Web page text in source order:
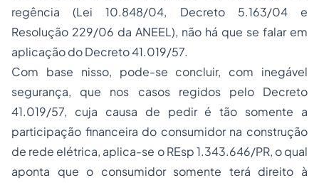
regência (Lei 10.848/04, Decreto 5.163/04 e
Resolução 229/06 da ANEEL), não há que se falar em
aplicação do Decreto 41.019/57.
Com base nisso, pode-se concluir, com inegável
segurança, que nos casos regidos pelo Decreto
41.019/57, cuja causa de pedir é tão somente a
participação financeira do consumidor na construção
de rede elétrica, aplica-se o REsp 1.343.646/PR, o qual
aponta que o consumidor somente terá direito à